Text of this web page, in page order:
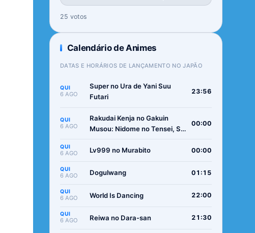
25 votos
Calendário de Animes
DATAS E HORÁRIOS DE LANÇAMENTO NO JAPÃO
QUI
6 AGO
Super no Ura de Yani Suu
Futari
23:56
QUI
6 AGO
Rakudai Kenja no Gakuin
Musou: Nidome no Tensei, S-
Boukenroku
00:00
QUI
6 AGO Lv999 no Murabito 00:00
QUI
6 AGO Dogulwang 01:15
QUI
6 AGO World Is Dancing 22:00
QUI
6 AGO Reiwa no Dara-san 21:30